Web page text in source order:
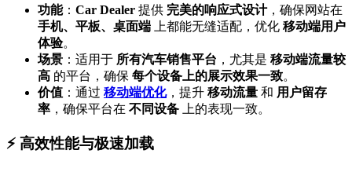
功能： Car Dealer 提供 完美的响应式设计，确保网站在
手机、平板、桌面端 上都能无缝适配，优化 移动端用户
体验。
场景 ：适用于 所有汽车销售平台 ，尤其是 移动端流量较
高 的平台，确保 每个设备上的展示效果一致。
价值 ：通过 移动端优化，提升 移动流量 和 用户留存
率 ，确保平台在 不同设备 上的表现一致。
⚡ 高效性能与极速加载